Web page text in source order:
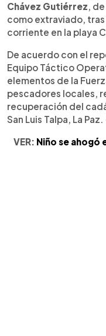
Chávez Gutiérrez,
como extraviado,
corriente en la playa
De acuerdo con el
Equipo Táctico
elementos de la
pescadores locales,
recuperación del
San Luis Talpa, La
VER: Niño se ahogó